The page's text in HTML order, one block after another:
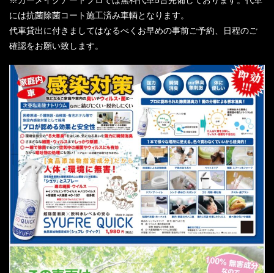
には抗菌除菌コート施工済み車輌となります。
代車貸出に付きましてはなるべくお早めの事前ご予約、日程のご
確認をお願い致します。